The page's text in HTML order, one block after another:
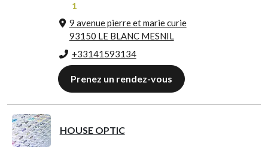
1
9 avenue pierre et marie curie
93150 LE BLANC MESNIL
+33141593134
Prenez un rendez-vous
HOUSE OPTIC